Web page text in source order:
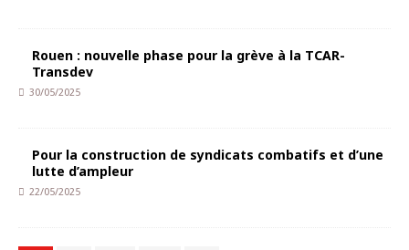
Rouen : nouvelle phase pour la grève à la TCAR-
Transdev
30/05/2025
Pour la construction de syndicats combatifs et d’une
lutte d’ampleur
22/05/2025